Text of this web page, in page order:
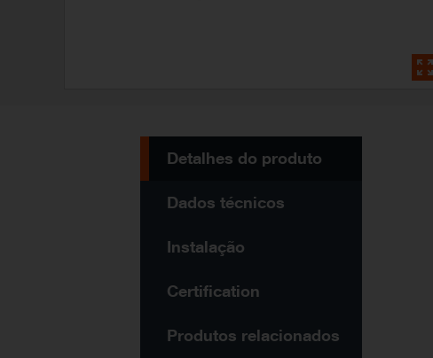
Detalhes do produto
Dados técnicos
Instalação
Certification
Produtos relacionados